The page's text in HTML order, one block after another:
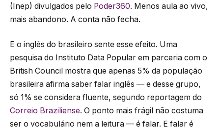
(Inep) divulgados pelo Poder360. Menos aula ao vivo,
mais abandono. A conta não fecha.
E o inglês do brasileiro sente esse efeito. Uma
pesquisa do Instituto Data Popular em parceria com o
British Council mostra que apenas 5% da população
brasileira afirma saber falar inglês — e desse grupo,
só 1% se considera fluente, segundo reportagem do
Correio Braziliense. O ponto mais frágil não costuma
ser o vocabulário nem a leitura — é falar. E falar é